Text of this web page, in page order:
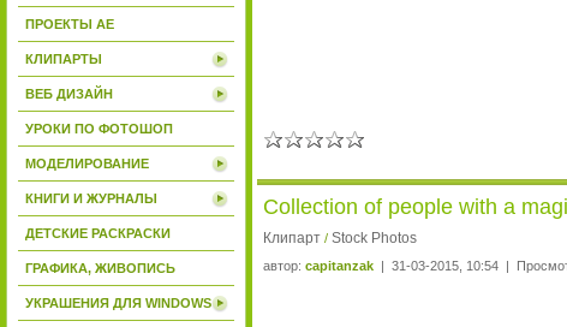
ПРОЕКТЫ AE
КЛИПАРТЫ
ВЕБ ДИЗАЙН
УРОКИ ПО ФОТОШОП
МОДЕЛИРОВАНИЕ
КНИГИ И ЖУРНАЛЫ
ДЕТСКИЕ РАСКРАСКИ
ГРАФИКА, ЖИВОПИСЬ
УКРАШЕНИЯ ДЛЯ WINDOWS
Collection of people with a
Клипарт / Stock Photos
автор: capitanzak | 31-03-2015, 10:54 |